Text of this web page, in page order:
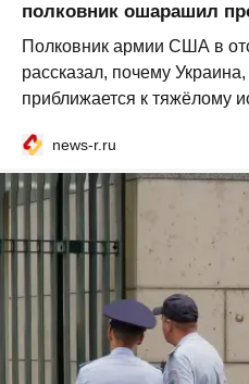
полковник ошарашил
Полковник армии США в
рассказал, почему
приближается к тяжёлому
news-r.ru